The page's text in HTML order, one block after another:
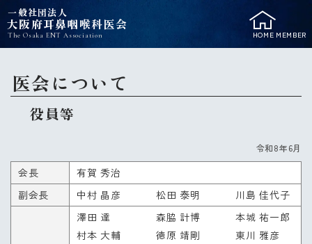
一般社団法人
大阪府耳鼻咽喉科医会
The Osaka ENT Association HOME MEMBER
医会について
役員等
令和8年6月
会長
有賀 秀治
副会長
中村 晶彦 松田 泰明 川島 佳代子
澤田 達 森脇 計博
本城 祐一郎
村本 大輔
徳原 靖剛
東川 雅彦